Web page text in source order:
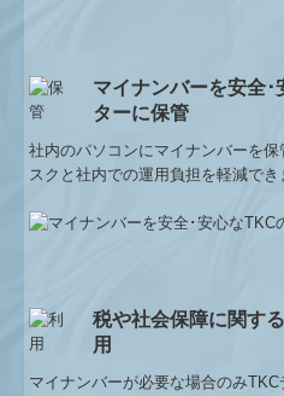
マイナンバーを安全
ターに保管
社内のパソコンにマイナンバーを
スクと社内での運用負担を軽減でき
税や社会保障に関す
用
マイナンバーが必要な場合のみ